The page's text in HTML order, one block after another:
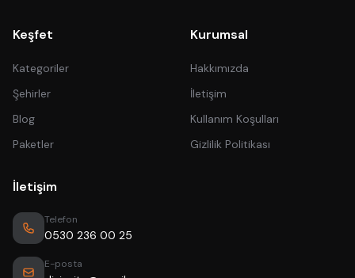
Keşfet
Kategoriler
Şehirler
Blog
Paketler
Kurumsal
Hakkımızda
İletişim
Kullanım Koşulları
Gizlilik Politikası
İletişim
Telefon
0530 236 00 25
E-posta